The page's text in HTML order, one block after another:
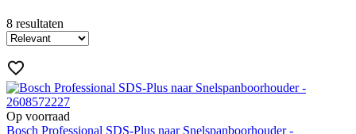
8 resultaten
Op voorraad
Bosch Professional SDS-Plus naar Snelspanboorhouder -